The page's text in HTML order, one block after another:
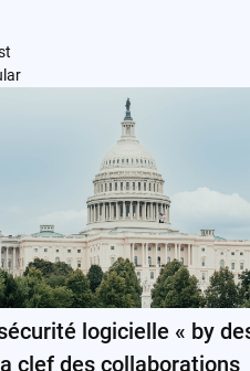
logicielle « by
clef des collaborations